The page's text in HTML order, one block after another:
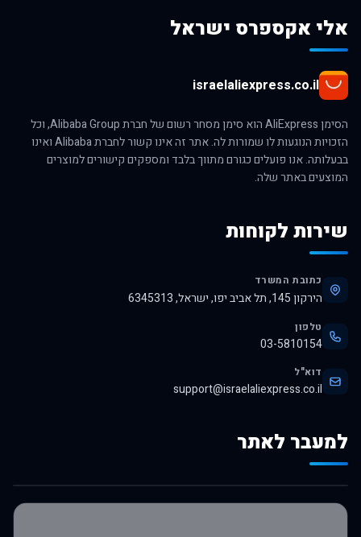
אלי אקספרס ישראל
israelaliexpress.co.il
הסימן AliExpress הוא סימן מסחר רשום של חברת Alibaba Group, וכל
הזכויות הנוגעות לו שמורות לה. אתר זה אינו קשור לחברת Alibaba ואינו
בבעלותה. אנו פועלים כגורם מתווך בלבד ומספקים קישורים למוצרים
המוצעים באתר שלה.
שירות לקוחות
כתובת המשרד
הירקון 145, תל אביב יפו, ישראל, 6345313
טלפון
03-5810154
דוא"ל
support@israelaliexpress.co.il
למעבר לאתר
לרכישה באלי אקספרס